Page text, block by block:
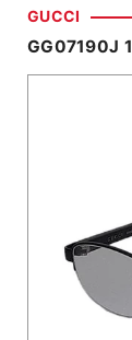
GUCCI
GG07190J 1